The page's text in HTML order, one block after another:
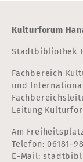
Kulturforum
Stadtbibliothek
Fachbereich
und
Leitung
Am
Telefon:06181-
E-Mail: